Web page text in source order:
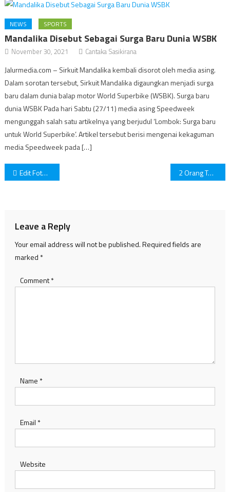
NEWS SPORTS
Mandalika Disebut Sebagai Surga Baru Dunia WSBK
November 30, 2021 Cantaka Sasikirana
Jalurmedia.com – Sirkuit Mandalika kembali disorot oleh media asing.
Dalam sorotan tersebut, Sirkuit Mandalika digaungkan menjadi surga
baru dalam dunia balap motor World Superbike (WSBK). Surga baru
dunia WSBK Pada hari Sabtu (27/11) media asing Speedweek
mengunggah salah satu artikelnya yang berjudul ‘Lombok: Surga baru
untuk World Superbike’. Artikel tersebut berisi mengenai kekaguman
media Speedweek pada […]
Post
Edit Foto Jadi Poster Film Barbie di Media Sosial, Gini Cara Bikinnya! 2 Orang Terluka Akibat Aksi Penembakan di Kantor MUI
Leave a Reply
Your email address will not be published.Required fields are
marked *
Comment*
Name *
Email *
Website